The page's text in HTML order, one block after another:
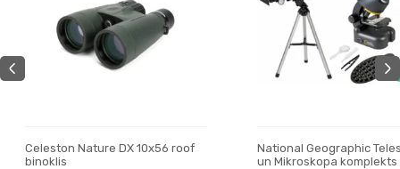
National Geographic Teleskopa
un Mikroskopa komplekts
Bresser Hunter 7x50
binoklis